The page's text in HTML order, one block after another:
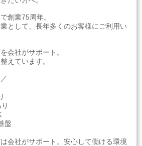
創業75周年。
として、長年多くのお客様にご利用い
会社がサポート。
えています。
盤
会社がサポート。安心して働ける環境